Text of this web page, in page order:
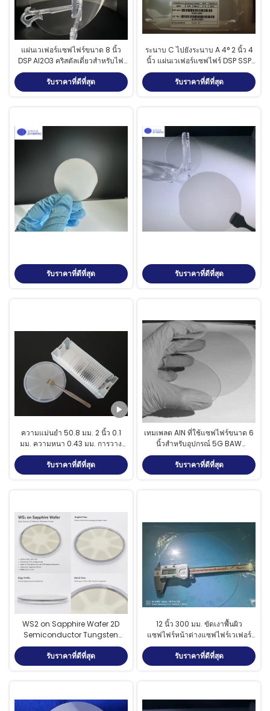
แผ่นเวเฟอร์แซฟไฟร์ขนาด 8 นิ้ว
DSP Al2O3 คริสตัลเดี่ยวสำหรับไฟ
LED
รับราคาที่ดีที่สุด
ระนาบ C ไปยังระนาบ A 4° 2 นิ้ว 4
นิ้ว แผ่นเวเฟอร์แซฟไฟร์ DSP SSP
สับสเตรตแซฟไฟร์
รับราคาที่ดีที่สุด
รับราคาที่ดีที่สุด รับราคาที่ดีที่สุด
ความแม่นยำ 50.8 มม. 2 นิ้ว 0.1
มม. ความหนา 0.43 มม. การวาง
แนวเวเฟอร์แซฟไฟร์ การวางแนว
A-Plane M-Plane
รับราคาที่ดีที่สุด
เทมเพลต AlN ที่ใช้แซฟไฟร์ขนาด 6
นิ้วสำหรับอุปกรณ์ 5G BAW
หน้าต่างแซฟไฟร์เวเฟอร์ไพลิน
รับราคาที่ดีที่สุด
WS2 on Sapphire Wafer 2D
Semiconductor Tungsten
Disulfide Film on Sapphire
Substrate ผนังวอล์ฟเมนดีซัลไฟด์
2 มิติบนเซฟไฟร์
รับราคาที่ดีที่สุด
12 นิ้ว 300 มม. ขัดเงาพื้นผิว
แซฟไฟร์หน้าต่างแซฟไฟร์เวเฟอร์
สำหรับเลนส์ออปติคอล
รับราคาที่ดีที่สุด